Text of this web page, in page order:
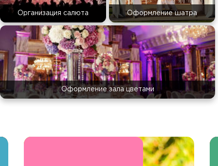
Организация салюта Оформление шатра
Оформление зала цветами